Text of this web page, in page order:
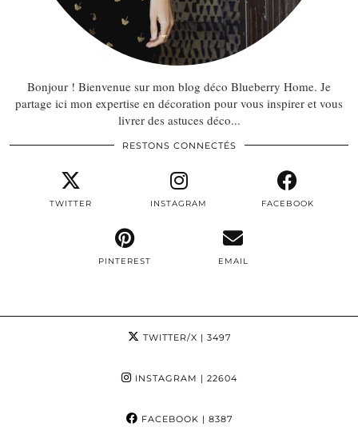
Bonjour ! Bienvenue sur mon blog déco Blueberry Home. Je
partage ici mon expertise en décoration pour vous inspirer et vous
livrer des astuces déco...
RESTONS CONNECTÉS
TWITTER INSTAGRAM FACEBOOK
PINTEREST EMAIL
TWITTER/X | 3497
INSTAGRAM | 22604
FACEBOOK | 8387